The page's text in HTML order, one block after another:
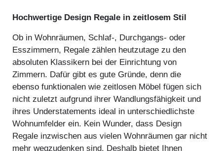
Hochwertige Design Regale in zeitlosem Stil
Ob in Wohnräumen, Schlaf-, Durchgangs- oder
Esszimmern, Regale zählen heutzutage zu den
absoluten Klassikern bei der Einrichtung von
Zimmern. Dafür gibt es gute Gründe, denn die
ebenso funktionalen wie zeitlosen Möbel fügen sich
nicht zuletzt aufgrund ihrer Wandlungsfähigkeit und
ihres Understatements ideal in unterschiedlichste
Wohnumfelder ein. Kein Wunder, dass Design
Regale inzwischen aus vielen Wohnräumen gar nicht
mehr wegzudenken sind. Deshalb bietet Ihnen